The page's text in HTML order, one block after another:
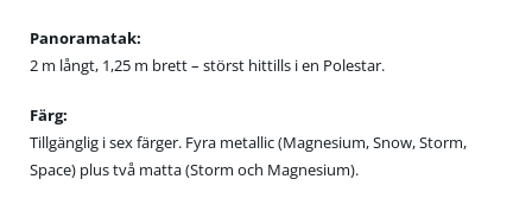
Panoramatak:
2 m långt, 1,25 m brett – störst hittills i en Polestar.
Färg:
Tillgänglig i sex färger. Fyra metallic (Magnesium, Snow, Storm,
Space) plus två matta (Storm och Magnesium).